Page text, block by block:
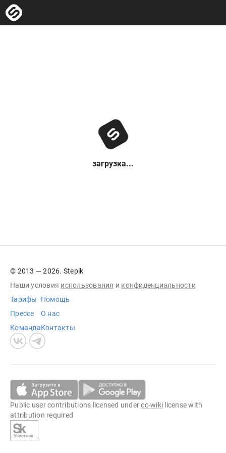
загрузка...
© 2013 — 2026. Stepik
Наши условия использования и конфиденциальности
Тарифы
Прессе
Команда
Помощь
О нас
Контакты
Public user contributions licensed undercc-wiki license with
attribution required